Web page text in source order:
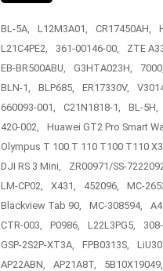
BL-5A, L12M3A01, CR17450AH,
L21C4PE2,
361-00146-00, ZTE
EB-BR500ABU,
G3HTA023H, 7000,
BLN-1,
BLP685, ER17330V,
660093-001,
C21N1818-1, BL-5H,
420-002,
Huawei GT2 Pro Smart
Olympus T 100 T 110 T100 T110
DJI RS 3 Mini,
ZR00971/SS-
LM-CP02,
X431, 452096,
MC-
Blackview Tab 90,
MC-308594,
CTR-003,
P0986, L22L3PG5,
GSP-2S2P-XT3A,
FPB0313S,
AP22ABN,
AP21A8T,
5B10X19049,